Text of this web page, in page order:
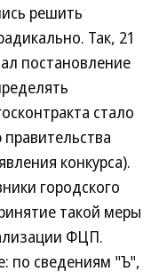
решить
Так, 21
постановление
стало
конкурса).
городского
такой меры
ФЦП.
по сведениям "Ъ",